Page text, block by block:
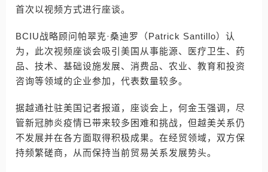
首次以视频方式进行座谈。
BCIU战略顾问帕翠克·桑迪罗（Patrick Santillo）认
为，此次视频座谈会吸引美国从事能源、医疗卫生、药
品、技术、基础设施发展、消费品、农业、教育和投资
咨询等领域的企业参加，代表数量较多。
据越通社驻美国记者报道，座谈会上，何金玉强调，尽
管新冠肺炎疫情已带来较多困难和挑战，但越美关系仍
不发展并在各方面取得积极成果。在经贸领域，双方保
持频繁磋商，从而保持当前贸易关系发展势头。